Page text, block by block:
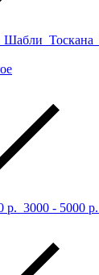
Шабли Тоскана
р. 3000 - 5000 р.